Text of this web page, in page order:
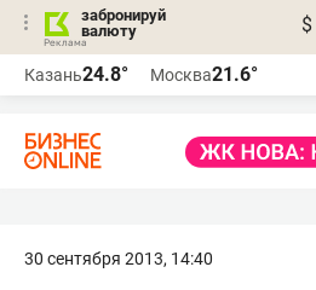
забронируй
валюту
$
Казань24.8° Москва21.6°
30 сентября 2013, 14:40